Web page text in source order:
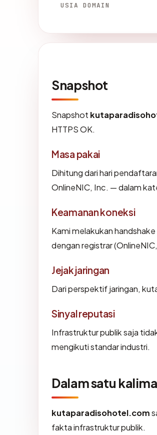
USIA DOMAIN
Snapshot
Snapshot
HTTPS OK.
Masa pakai
Dihitung dari hari
OnlineNIC, Inc. — dalam
Keamanan koneksi
Kami melakukan
dengan registrar
Jejak jaringan
Dari perspektif jaringan,
Sinyal reputasi
Infrastruktur publik saja
mengikuti standar industri.
Dalam satu
kutaparadisohotel.com
fakta infrastruktur publik.